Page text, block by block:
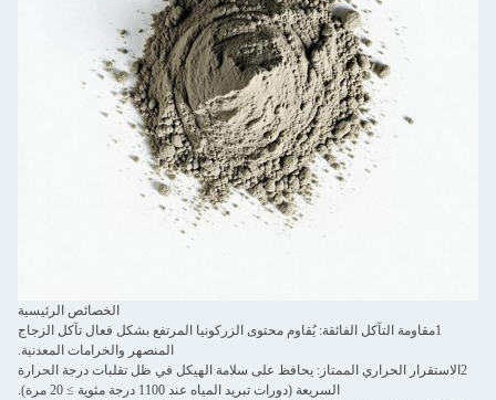
الخصائص الرئيسية
1مقاومة التآكل الفائقة: يُقاوم محتوى الزركونيا المرتفع بشكل فعال تآكل الزجاج
المنصهر والخرامات المعدنية.
2الاستقرار الحراري الممتاز: يحافظ على سلامة الهيكل في ظل تقلبات درجة الحرارة
السريعة (دورات تبريد المياه عند 1100 درجة مئوية ≥ 20 مرة).